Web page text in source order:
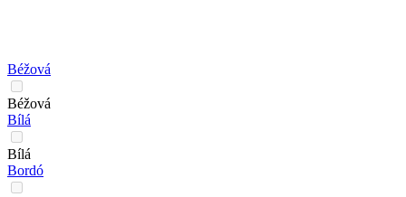
Béžová
Béžová
Bílá
Bílá
Bordó